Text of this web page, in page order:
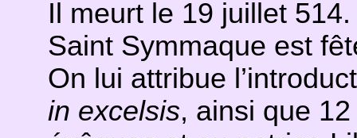
Il meurt le 19 juillet 514.
Saint Symmaque est
On lui attribue
in excelsis, ainsi que